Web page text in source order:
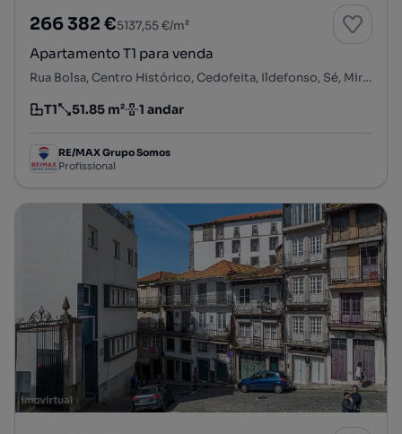
266 382 €5137,55 €/m²
Apartamento T1 para venda
Rua Bolsa, Centro Histórico, Cedofeita, Ildefonso, Sé, Miragaia, Nicolau, Vitória, Porto, Porto
Tipologia
T1
Preço por metro quadrado
51.85 m²
Andar 1 andar
RE/MAX Grupo Somos
Profissional